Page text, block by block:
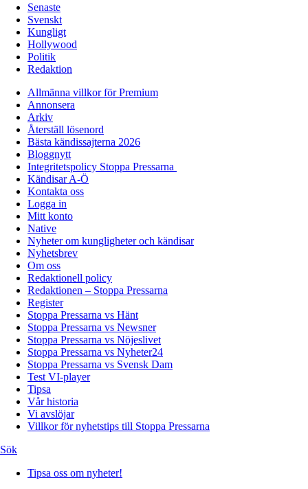
Senaste
Svenskt
Kungligt
Hollywood
Politik
Redaktion
Allmänna villkor för Premium
Annonsera
Arkiv
Återställ lösenord
Bästa kändissajterna 2026
Bloggnytt
Integritetspolicy Stoppa Pressarna
Kändisar A-Ö
Kontakta oss
Logga in
Mitt konto
Native
Nyheter om kungligheter och kändisar
Nyhetsbrev
Om oss
Redaktionell policy
Redaktionen – Stoppa Pressarna
Register
Stoppa Pressarna vs Hänt
Stoppa Pressarna vs Newsner
Stoppa Pressarna vs Nöjeslivet
Stoppa Pressarna vs Nyheter24
Stoppa Pressarna vs Svensk Dam
Test VI-player
Tipsa
Vår historia
Vi avslöjar
Villkor för nyhetstips till Stoppa Pressarna
Sök
Tipsa oss om nyheter!